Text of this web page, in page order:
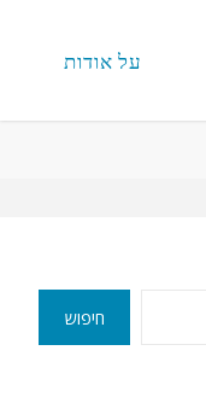
על אודות
חיפוש